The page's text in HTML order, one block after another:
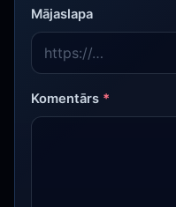
Mājaslapa
Komentārs *